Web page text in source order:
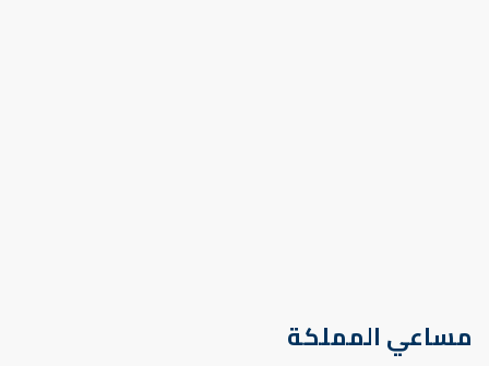
مساعي المملكة